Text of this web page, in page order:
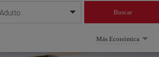
día/mes/año
Adulto Buscar
Más Económica